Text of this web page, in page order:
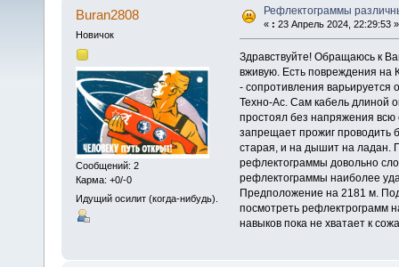
Buran2808
Новичок
Сообщений: 2
Карма: +0/-0
Идущий осилит (когда-нибудь).
Рефлектограммы
« : 23 Апрель 2024, 22:29:53 »
Здравствуйте! Обращаюсь к
вживую. Есть повреждения на
- сопротивления
Техно-Ас. Сам кабель длиной
простоял без напряжения
запрещает прожиг проводить
старая, и на дышит на ладан.
рефлектограммы довольно
рефлектограммы наиболее
Предположение на 2181 м.
посмотреть рефлектрограмм
навыков пока не хватает к